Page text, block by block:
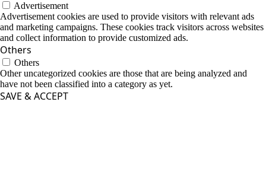
Advertisement
Advertisement cookies are used to provide visitors with relevant ads
and marketing campaigns. These cookies track visitors across websites
and collect information to provide customized ads.
Others
Others
Other uncategorized cookies are those that are being analyzed and
have not been classified into a category as yet.
SAVE & ACCEPT